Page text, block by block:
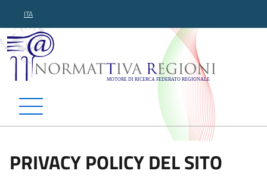
ITA
Normattiva Regioni -
PRIVACY POLICY DEL SITO